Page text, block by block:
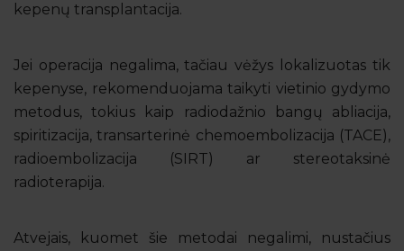
kepenų transplantacija.
Jei operacija negalima, tačiau vėžys lokalizuotas tik
kepenyse, rekomenduojama taikyti vietinio gydymo
metodus, tokius kaip radiodažnio bangų abliacija,
spiritizacija, transarterinė chemoembolizacija (TACE),
radioembolizacija (SIRT) ar stereotaksinė
radioterapija.
Atvejais, kuomet šie metodai negalimi, nustačius